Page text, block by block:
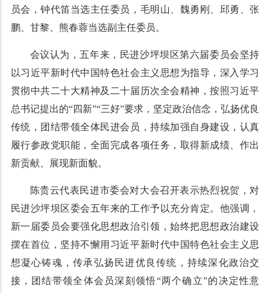
员会，钟代笛当选主任委员，毛明山、魏勇刚、邱勇、张
鹏、甘黎、熊春蓉当选副主任委员。
会议认为，五年来，民进沙坪坝区第六届委员会坚持
以习近平新时代中国特色社会主义思想为指导，深入学习
贯彻中共二十大精神及二十届历次全会精神，按照习近平
总书记提出的“四新”“三好”要求，坚定政治信念，弘扬优良
传统，团结带领全体民进会员，持续加强自身建设，认真
履行参政党职能，全面完成各项任务，取得新成绩、作出
新贡献、展现新面貌。
陈贵云代表民进市委会对大会召开表示热烈祝贺，对
民进沙坪坝区委会五年来的工作予以充分肯定。他强调，
新一届委员会要强化思想政治引领，始终把思想政治建设
摆在首位，坚持不懈用习近平新时代中国特色社会主义思
想凝心铸魂，传承弘扬民进优良传统，持续深化政治交
接，团结带领全体会员深刻领悟“两个确立”的决定性意